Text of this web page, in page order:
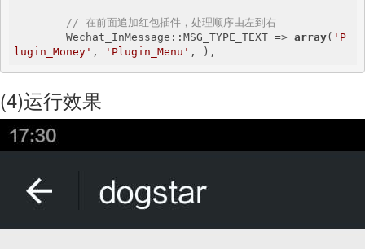
// 在前面追加红包插件，处理顺序由左到右
        Wechat_InMessage::MSG_TYPE_TEXT =>
array( 'P
lugin_Money' , 'Plugin_Menu'
(4)运行效果